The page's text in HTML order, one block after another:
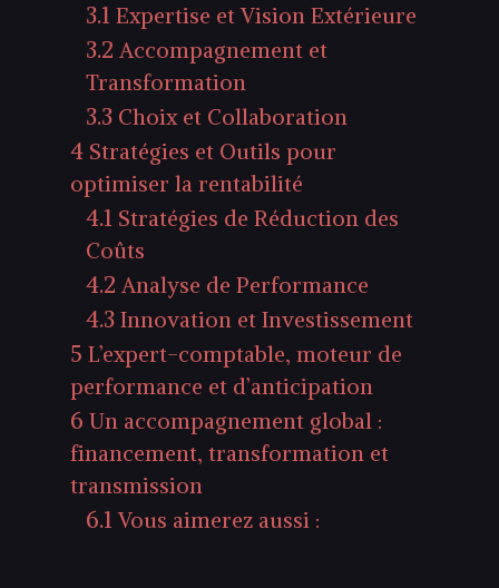
3.1 Expertise et Vision Extérieure
3.2 Accompagnement et
Transformation
3.3 Choix et Collaboration
4 Stratégies et Outils pour
optimiser la rentabilité
4.1 Stratégies de Réduction des
Coûts
4.2 Analyse de Performance
4.3 Innovation et Investissement
5 L’expert-comptable, moteur de
performance et d’anticipation
6 Un accompagnement global :
financement, transformation et
transmission
6.1 Vous aimerez aussi :